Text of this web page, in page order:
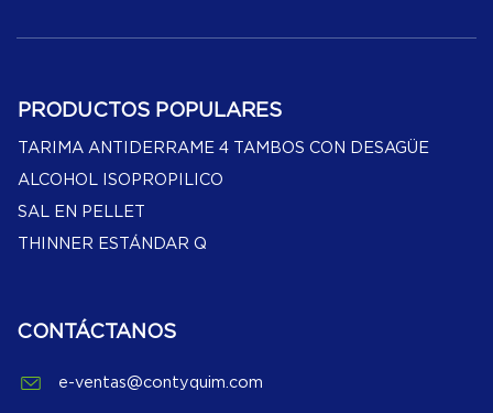
PRODUCTOS POPULARES
TARIMA ANTIDERRAME 4 TAMBOS CON DESAGÜE
ALCOHOL ISOPROPILICO
SAL EN PELLET
THINNER ESTÁNDAR Q
CONTÁCTANOS
e-ventas@contyquim.com